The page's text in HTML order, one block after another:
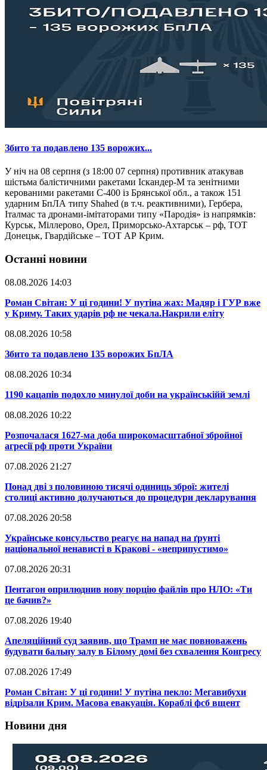
​Збито та подавлено 135 ворожих...
У ніч на 08 серпня (з 18:00 07 серпня) противник атакував
шістьма балістичними ракетами Іскандер-М та зенітними
керованими ракетами С-400 із Брянської обл., а також 151
ударним БпЛА типу Shahed (в т.ч. реактивними), Гербера,
Італмас та дронами-імітаторами типу «Пародія» із напрямків:
Курськ, Міллерово, Орел, Приморсько-Ахтарськ – рф, ТОТ
Донецьк, Гвардійське – ТОТ АР Крим.
Останні новини
08.08.2026 14:03
​Роман Світан: У ці години! У путіна жах: Мадяр і ГУР вже
у Криму. Таких ударів рф не чекала.Накрили еліту
08.08.2026 10:58
​Збито та подавлено 135 ворожих БпЛА
08.08.2026 10:34
​1190 кацапів подохло минулої доби на українськійй землі
08.08.2026 10:22
​Розпочалася 1627-ма доба широкомасштабної збройної
агресії рф проти України
07.08.2026 21:27
​Понад дві з половиною тисячі одиниць зброї: жителі
столиці активно долучаються до процедури декларування
07.08.2026 20:58
​Українське консульство реагує на напад на ґрунті
національної ненависті в Кракові - «неприпустимо»
07.08.2026 20:31
​Пентагон оприлюднив нову порцію файлів про НЛО: «Ти
це бачив?»
07.08.2026 19:40
​Апеляційний суд заявив, що Трамп не має повноважень
будувати бальну залу в Білому домі без схвалення Конгресу
07.08.2026 17:49
​Роман Світан: У ці години! У путіна пекло: Мегавибухи
відрізали Крим. Масова евакуація. Кораблі фсб вщент
Новини дня